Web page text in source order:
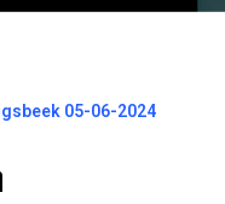
05-06-2024